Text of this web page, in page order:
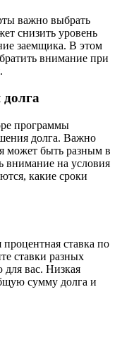
важно выбрать
снизить уровень
заемщика. В этом
внимание при
программы
долга. Важно
может быть разным в
внимание на условия
какие сроки
ставка по
ставки разных
вас. Низкая
сумму долга и